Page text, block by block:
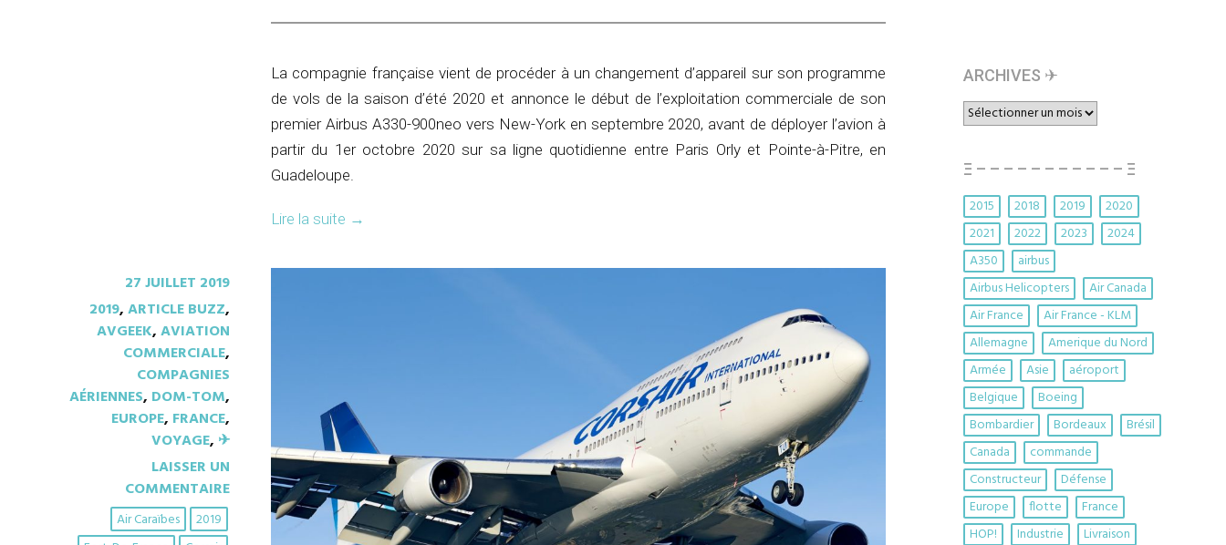
La compagnie française vient de procéder à un changement d’appareil sur son programme
de vols de la saison d’été 2020 et annonce le début de l’exploitation commerciale de son
premier Airbus A330-900neo vers New-York en septembre 2020, avant de déployer l’avion à
partir du 1er octobre 2020 sur sa ligne quotidienne entre Paris Orly et Pointe-à-Pitre, en
Guadeloupe.
Lire la suite →
27 JUILLET 2019
2019,ARTICLE BUZZ,
AVGEEK,AVIATION
COMMERCIALE,
COMPAGNIES
AÉRIENNES, DOM-TOM,
EUROPE, FRANCE,
VOYAGE, ✈︎
LAISSER UN
COMMENTAIRE
2019
Air Caraïbes
ARCHIVES ✈︎
ARCHIVES
✈︎
Ξ – – – – – – – – – – – Ξ
2015 2018 2019
2020
2021
2022 2023
2024
A350
airbus
Airbus Helicopters
Air Canada
Air France
Air France - KLM
Allemagne
Amerique du Nord
Armée
Asie
aéroport
Belgique
Boeing
Bombardier
Bordeaux
Brésil
Canada
commande
Constructeur
Défense
Europe
flotte
France
HOP!
Industrie
Livraison